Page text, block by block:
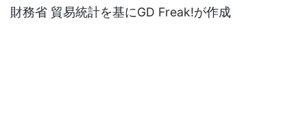
財務省 貿易統計を基にGD Freak!が作成